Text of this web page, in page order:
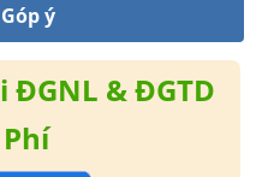
ý
ĐGNL & ĐGTD